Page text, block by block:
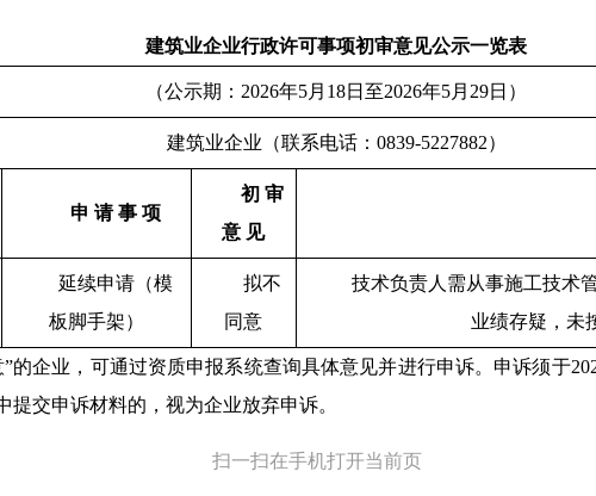
建筑业企业行政许可事项初审意见公示一览表
（公示期：2026年5月18日至2026年5月29日）
建筑业企业（联系电话：0839-5227882）
申 请 事 项
初 审
意 见
延续申请（模
板脚手架）
拟不
同意
技术负责人需从事施工技术
业绩存疑，未
的企业，可通过资质申报系统查询具体意见并进行申诉。申诉须于
交申诉材料的，视为企业放弃申诉。
扫一扫在手机打开当前页